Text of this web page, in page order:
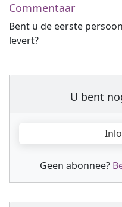
Commentaar
Bent u de eerste
levert?
U bent
Geen abonnee?